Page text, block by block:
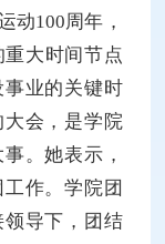
动100周年，
大时间节点
业的关键时
会，是学院
。她表示，
作。学院团
导下，团结